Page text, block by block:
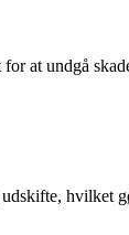
at undgå
hvilket